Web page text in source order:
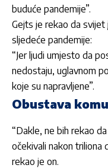
buduće pandemije”.
Gejts je rekao da svijet
sljedeće pandemije:
“Jer ljudi umjesto da
nedostaju, uglavnom
koje su napravljene”.
Obustava
“Dakle, ne bih rekao
očekivali nakon triliona
rekao je on.